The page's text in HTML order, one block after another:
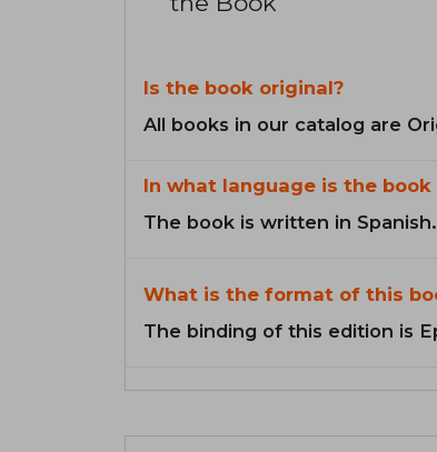
Is the book original?
All books in our catalog are
In what language is the book
The book is written in Spanish.
What is the format of this
The binding of this edition is